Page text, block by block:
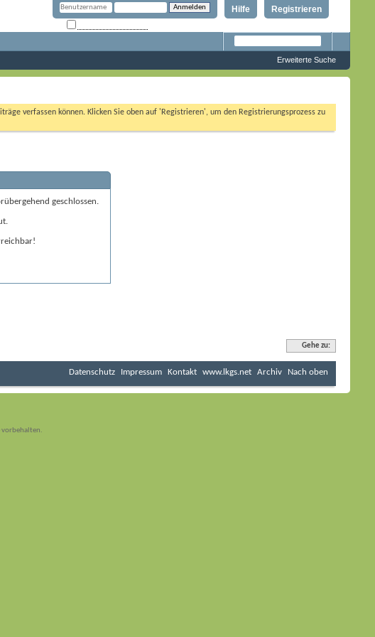
Registrieren
Hilfe
Erweiterte Suche
verfassen können. Klicken Sie oben auf 'Registrieren', um den Registrierungsprozess zu
geschlossen.
Gehe zu:
Datenschutz Impressum Kontakt www.lkgs.net Archiv Nach oben
vorbehalten.